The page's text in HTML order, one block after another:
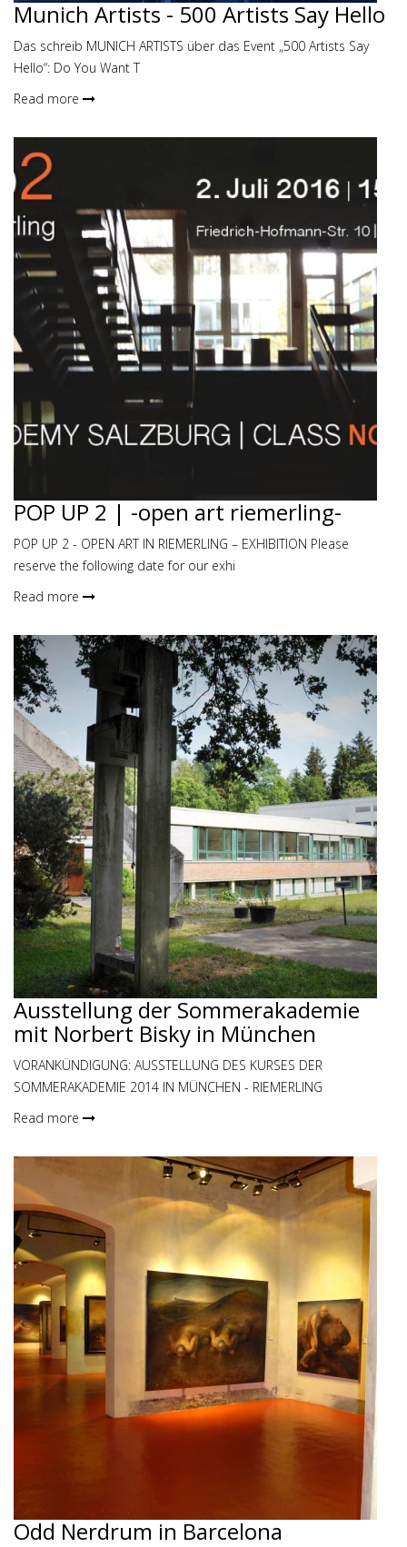
Munich Artists - 500 Artists Say Hello
Das schreib MUNICH ARTISTS über das Event „500 Artists Say
Hello“: Do You Want T
Read more
POP UP 2 | -open art riemerling-
POP UP 2 - OPEN ART IN RIEMERLING – EXHIBITION Please
reserve the following date for our exhi
Read more
Ausstellung der Sommerakademie
mit Norbert Bisky in München
VORANKÜNDIGUNG: AUSSTELLUNG DES KURSES DER
SOMMERAKADEMIE 2014 IN MÜNCHEN - RIEMERLING
Read more
Odd Nerdrum in Barcelona